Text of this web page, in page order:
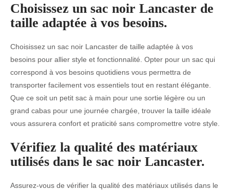
Choisissez un sac noir Lancaster de
taille adaptée à vos besoins.
Choisissez un sac noir Lancaster de taille adaptée à vos
besoins pour allier style et fonctionnalité. Opter pour un sac qui
correspond à vos besoins quotidiens vous permettra de
transporter facilement vos essentiels tout en restant élégante.
Que ce soit un petit sac à main pour une sortie légère ou un
grand cabas pour une journée chargée, trouver la taille idéale
vous assurera confort et praticité sans compromettre votre style.
Vérifiez la qualité des matériaux
utilisés dans le sac noir Lancaster.
Assurez-vous de vérifier la qualité des matériaux utilisés dans le